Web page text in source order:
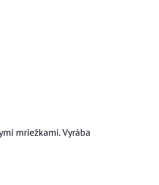
mriežkami. Vyrába